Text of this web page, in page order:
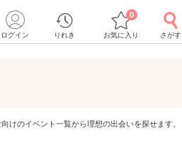
ログイン りれき お気に入り
0
さがす
けのイベント一覧から理想の出会いを探せます。